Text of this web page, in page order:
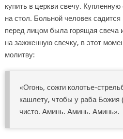
купить в церкви свечу. Купленную
на стол. Больной человек
перед лицом была горящая свеча
на зажженную свечку, в этот
молитву:
«Огонь, сожги колотье-
кашлету, чтобы у раба Божия
чисто. Аминь. Аминь. Аминь».